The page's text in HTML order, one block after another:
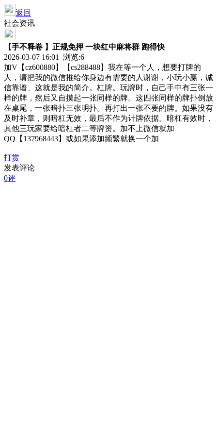
返回
社会资讯
【手不释卷 】正规免押 一块红中麻将群 跑得快
2026-03-07 16:01 浏览:6
加V【cz600880】【cs288488】我在等一个人，想要打牌的
人，请把我的微信推给你身边有需要的人谢谢，小玩小赢，诚
信靠谱、这就是我的简介。杠牌。玩牌时，自己手中有三张一
样的牌，然后又自摸起一张同样的牌。这四张同样的牌扑倒放
在桌尾，一张暗扑三张明扑。再打出一张不要的牌。如果没有
及时补章，则暗杠无效，最后不作为计牌依据。暗杠有效时，
其他三玩家要给暗杠者二等牌资。加不上微信就加
QQ【137968443】或如果添加频繁就换一个加
打赏
发表评论
0评